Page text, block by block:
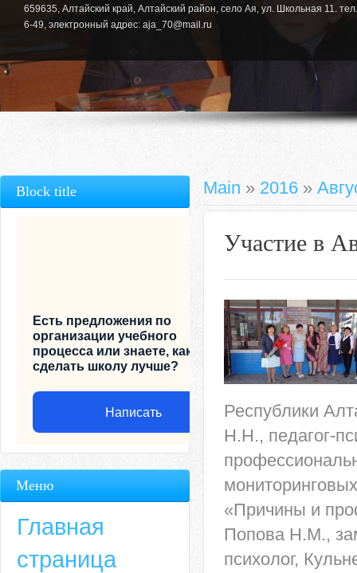
659635, Алтайский край, Алтайский район, село Ая, ул. Школьная 11.
6-49, электронный адрес: aja_70@mail.ru
Main » 2016 »
Участие в
Республики
Н.Н., педагог-
«Причины и
Попова Н.М.,
психолог,
Block title
Есть предложения по
организации учебного
процесса или знаете, как
сделать школу лучше?
Написать
Меню
Главная
страница